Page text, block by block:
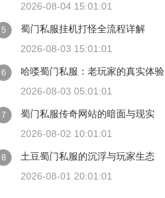
2026-08-04 15:01:01
5
蜀门私服挂机打怪全流程详解
2026-08-03 15:01:01
6
哈喽蜀门私服：老玩家的真实体验
2026-08-03 05:01:01
7
蜀门私服传奇网站的暗面与现实
2026-08-02 10:01:01
8
土豆蜀门私服的沉浮与玩家生态
2026-08-01 20:01:01